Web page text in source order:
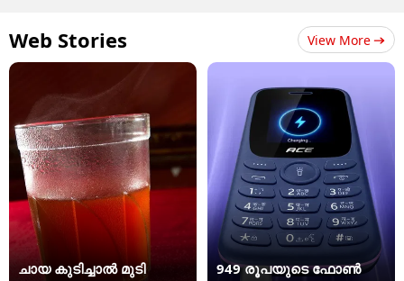
Web Stories View More
ചായ കുടിച്ചാൽ മുടി
949 രൂപയുടെ ഫോൺ